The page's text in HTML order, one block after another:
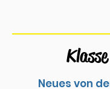
Neues von